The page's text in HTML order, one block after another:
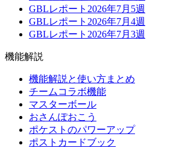
GBLレポート2026年7月5週
GBLレポート2026年7月4週
GBLレポート2026年7月3週
機能解説
機能解説と使い方まとめ
チームコラボ機能
マスターボール
おさんぽおこう
ポケストのパワーアップ
ポストカードブック